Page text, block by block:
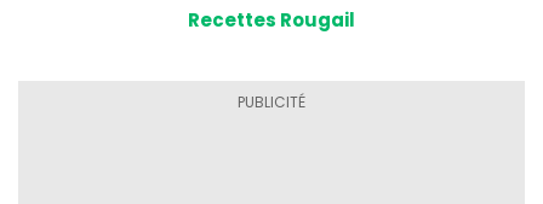
Recettes Rougail